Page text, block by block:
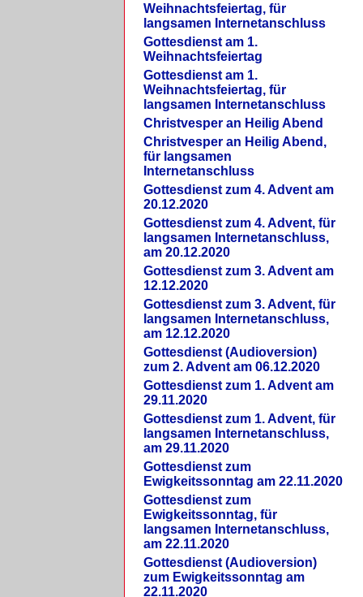
Weihnachtsfeiertag, für
langsamen Internetanschluss
Gottesdienst am 1.
Weihnachtsfeiertag
Gottesdienst am 1.
Weihnachtsfeiertag, für
langsamen Internetanschluss
Christvesper an Heilig Abend
Christvesper an Heilig Abend,
für langsamen
Internetanschluss
Gottesdienst zum 4. Advent am
20.12.2020
Gottesdienst zum 4. Advent, für
langsamen Internetanschluss,
am 20.12.2020
Gottesdienst zum 3. Advent am
12.12.2020
Gottesdienst zum 3. Advent, für
langsamen Internetanschluss,
am 12.12.2020
Gottesdienst (Audioversion)
zum 2. Advent am 06.12.2020
Gottesdienst zum 1. Advent am
29.11.2020
Gottesdienst zum 1. Advent, für
langsamen Internetanschluss,
am 29.11.2020
Gottesdienst zum
Ewigkeitssonntag am 22.11.2020
Gottesdienst zum
Ewigkeitssonntag, für
langsamen Internetanschluss,
am 22.11.2020
Gottesdienst (Audioversion)
zum Ewigkeitssonntag am
22.11.2020